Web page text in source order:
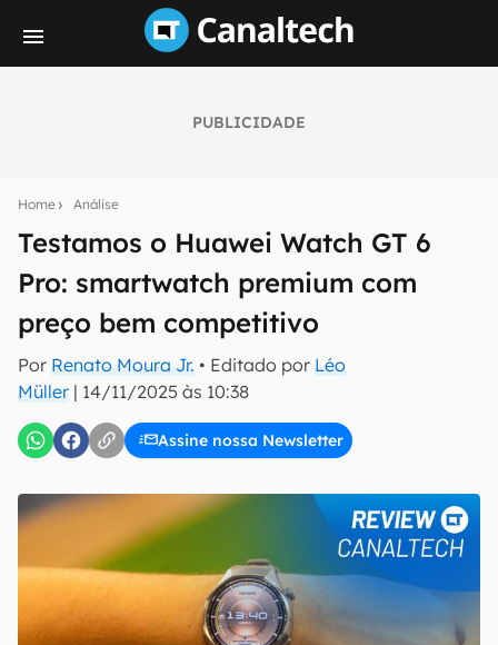
PUBLICIDADE
Home Análise
Testamos o Huawei Watch GT 6
Pro: smartwatch premium com
preço bem competitivo
Por Renato Moura Jr. • Editado por Léo
Müller | 14/11/2025 às 10:38
Assine nossa Newsletter
notícias e reviews sobre tecnologia em primeira
mão.
E-mail
inscreva-se
Confirmo que li, aceito e concordo com os Termos de
Uso e Política de Privacidade do Canaltech.